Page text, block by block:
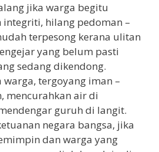
jika warga begitu
hilang pedoman –
terpesong kerana ulitan
yang belum pasti
sedang dikendong.
tergoyang iman –
mencurahkan air di
guruh di langit.
negara bangsa, jika
dan warga yang